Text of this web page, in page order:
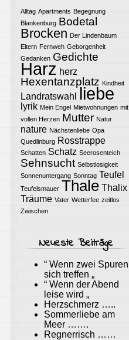
Alltag Apartments Begegnung
Blankenburg Bodetal
Brocken Der Lindenbaum
Eltern Fernweh Geborgenheit
Gedanken Gedichte
Harz herz
Hexentanzplatz Kindheit
Landratswahl liebe
lyrik Mein Engel Mietwohnungen mit
vollen Herzen Mutter Natur
nature Nächstenliebe Opa
Quedlinburg Rosstrappe
Schatten Schatz Seerosenteich
Sehnsucht Selbstlosigkeit
Sonnenuntergang Sonntag Teufel
Teufelsmauer Thale Thalix
Träume Vater Wetterfee zeitlos
Zwischen
Neueste Beiträge
“ Wenn zwei Spuren
sich treffen „
“ Wenn der Abend
leise wird „
Herzschmerz …..
Sommerliebe am
Meer …….
Regnerrisch ……